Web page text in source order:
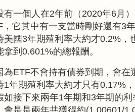
有一個人在2年前（ 2020年6月
，它其中有一支當時剛好還有3
美國 3年期殖利率大約才0.2%
拿到 0.601%的總報酬。
為ETF不會持有債券到期，會在
1年期殖利率大約才只有0.17%
如接下來兩年1年期和3年期的